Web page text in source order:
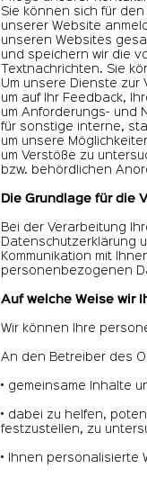
Sie können sich für
unserer Website
unseren Websites
und speichern wir die
Textnachrichten. Sie
Um unsere Dienste
um auf Ihr Feedback,
um Anforderungs- und
für sonstige interne,
um unsere
um Verstöße zu
bzw. behördlichen
Die Grundlage für die
Bei der Verarbeitung
Datenschutzerklärung
Kommunikation mit
personenbezogenen
Auf welche Weise wir
Wir können Ihre
An den Betreiber des
• gemeinsame Inhalte
• dabei zu helfen,
festzustellen, zu
• Ihnen personalisierte